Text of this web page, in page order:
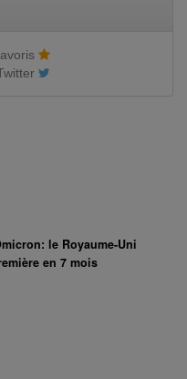
le Royaume-Uni
en 7 mois